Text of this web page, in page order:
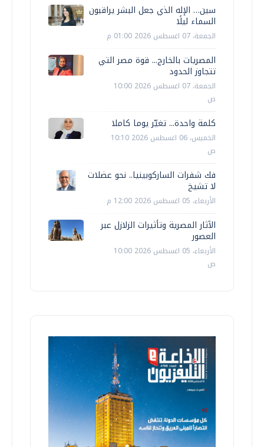
سين… الإله الذي جعل البشر يراقبون
السماء ليلًا
الجمعة، 07 اغسطس 2026 01:00 م
المصريات بالخارج... قوة مصر التي
تتجاوز الحدود
الجمعة، 07 اغسطس 2026 10:00
ص
كلمة واحدة... تغيّر يوما كاملا
الخميس، 06 اغسطس 2026 10:10
ص
فك شفرات الساركوبينيا.. نحو عضلات
لا تشيخ
الأربعاء، 05 اغسطس 2026 12:00 م
الآثار المصرية وتأثيرات الزلازل عبر
العصور
الأربعاء، 05 اغسطس 2026 10:00
ص